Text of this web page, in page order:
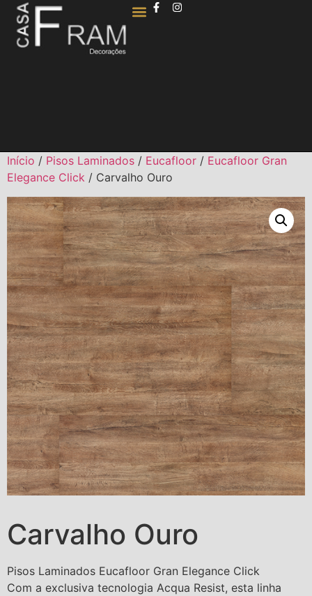
Início / Pisos Laminados / Eucafloor / Eucafloor Gran
Elegance Click / Carvalho Ouro
Carvalho Ouro
Pisos Laminados Eucafloor Gran Elegance Click
Com a exclusiva tecnologia Acqua Resist, esta linha